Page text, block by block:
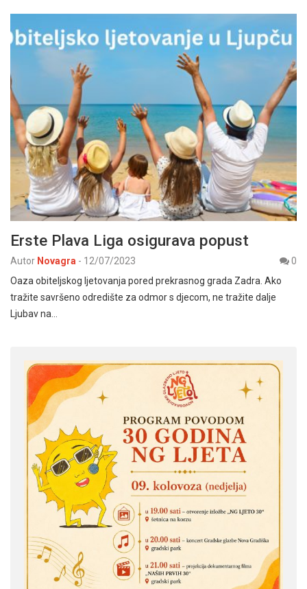
Erste Plava Liga osigurava popust
Autor Novagra - 12/07/2023
0
Oaza obiteljskog ljetovanja pored prekrasnog grada Zadra. Ako
tražite savršeno odredište za odmor s djecom, ne tražite dalje
Ljubav na…